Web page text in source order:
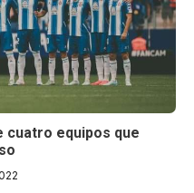
cuatro equipos que